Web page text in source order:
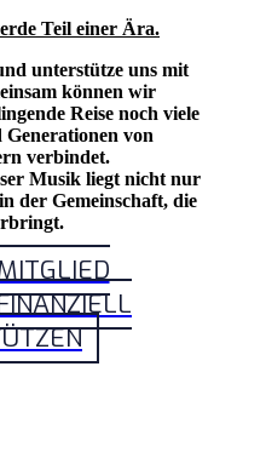
Teil einer Ära.
unterstütze uns mit
können wir
Reise noch viele
von
verbindet.
Musik liegt nicht nur
der Gemeinschaft, die